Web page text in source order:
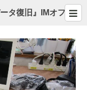
タ復旧』IMオフ